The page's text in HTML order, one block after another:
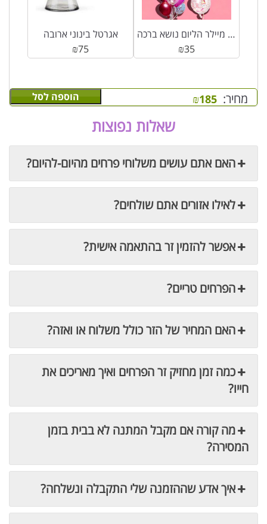
מחיר: ₪185 הוספה לסל
אגרטל בינוני ארובה
₪75
בלון מיילר הליום נושא ברכה
₪35
שאלות נפוצות
האם אתם עושים משלוחי פרחים מהיום-להיום?
לאילו אזורים אתם שולחים?
אפשר להזמין זר בהתאמה אישית?
הפרחים טריים?
האם המחיר של הזר כולל משלוח או ואזה?
כמה זמן מחזיק זר הפרחים ואיך מאריכים את
חייו?
מה קורה אם מקבל המתנה לא בבית בזמן
המסירה?
איך אדע שההזמנה שלי התקבלה ונשלחה?